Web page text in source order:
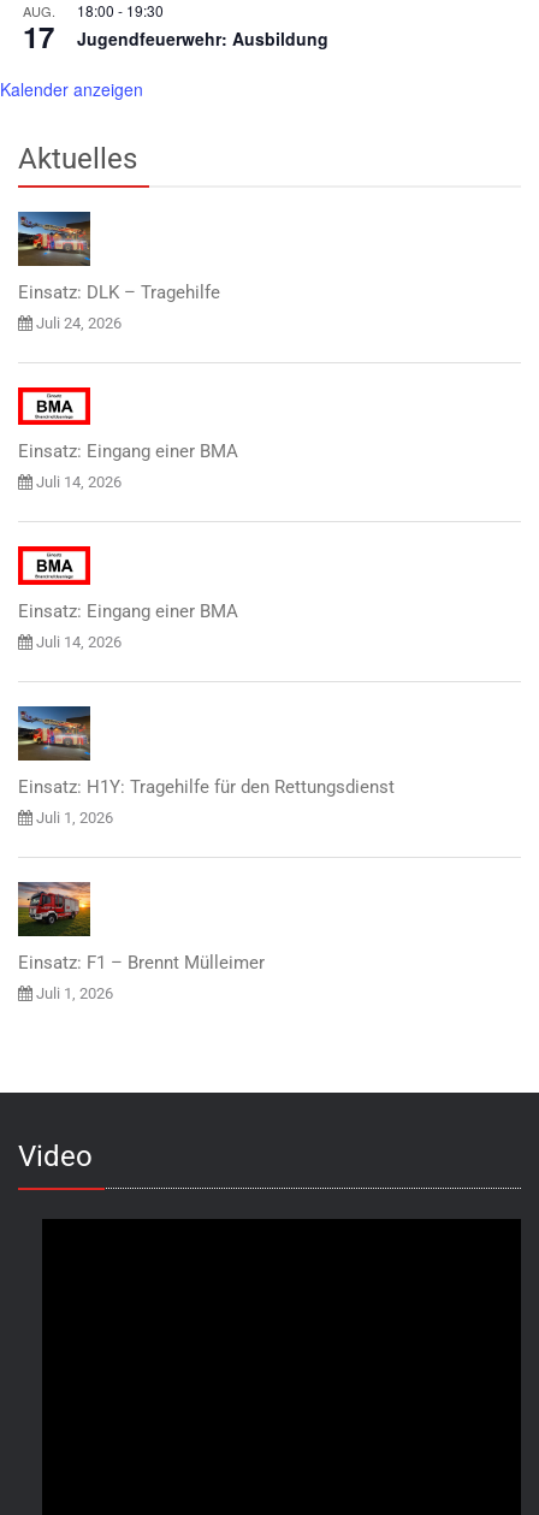
AUG.
17
18:00 - 19:30
Jugendfeuerwehr: Ausbildung
Kalender anzeigen
Aktuelles
Einsatz: DLK – Tragehilfe
Juli 24, 2026
Einsatz: Eingang einer BMA
Juli 14, 2026
Einsatz: Eingang einer BMA
Juli 14, 2026
Einsatz: H1Y: Tragehilfe für den Rettungsdienst
Juli 1, 2026
Einsatz: F1 – Brennt Mülleimer
Juli 1, 2026
Video